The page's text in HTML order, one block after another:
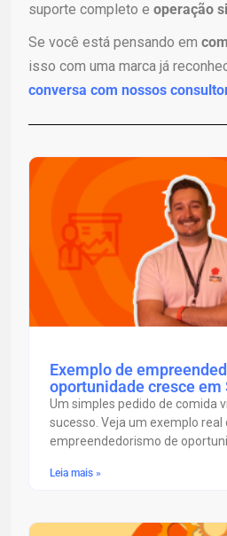
suporte completo e operação
Se você está pensando em
isso com uma marca já
conversa com nossos
Exemplo de
oportunidade cresce em
Um simples pedido de comida
sucesso. Veja um exemplo real
empreendedorismo de
Leia mais »